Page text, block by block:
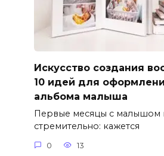
Искусство создания
10 идей для
альбома малыша
Первые месяцы с малышом
стремительно: кажется
0 13